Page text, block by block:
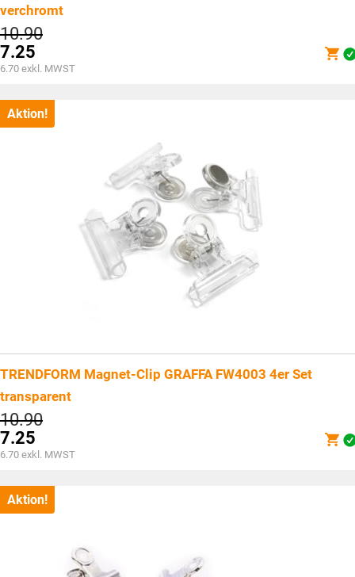
verchromt
10.90Ursprünglicher
war:
CHF10.90
7.25
Aktueller
ist:
CHF7.25.
6.70 exkl. MWST
Aktion!
TRENDFORM Magnet-Clip GRAFFA FW4003 4er Set
transparent
10.90Ursprünglicher
war:
CHF10.90
7.25
Aktueller
ist:
CHF7.25.
6.70 exkl. MWST
Aktion!